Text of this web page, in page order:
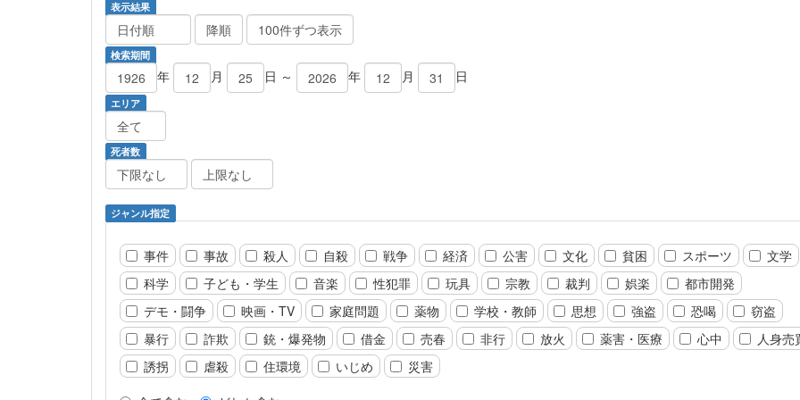
表示結果
検索期間
年 月 日 ～ 年 月 日
エリア
死者数
ジャンル指定
事件 事故 殺人 自殺 戦争 経済 公害 文化 貧困 スポーツ
文学
科学
子ども・学生 音楽 性犯罪 玩具 宗教 裁判 娯楽
都市開発
デモ・闘争
映画・TV 家庭問題 薬物 学校・教師 思想 強盗 恐喝
窃盗
暴行
詐欺 銃・爆発物 借金 売春 非行 放火 薬害・医療 心中
人身売
誘拐
虐殺 住環境 いじめ 災害